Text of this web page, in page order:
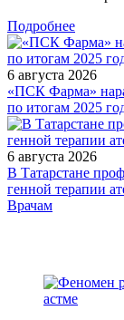
Подробнее
6 августа 2026
«ПСК Фарма»
по итогам 2025
6 августа 2026
В Татарстане
генной терапии
/measures/Forum-
Врачам